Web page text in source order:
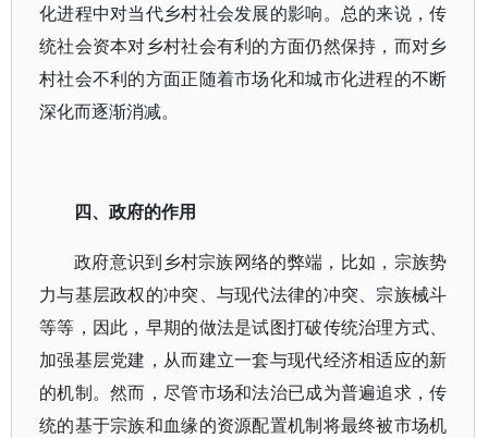
化进程中对当代乡村社会发展的影响。总的来说，传
统社会资本对乡村社会有利的方面仍然保持，而对乡
村社会不利的方面正随着市场化和城市化进程的不断
深化而逐渐消减。
四、政府的作用
政府意识到乡村宗族网络的弊端，比如，宗族势
力与基层政权的冲突、与现代法律的冲突、宗族械斗
等等，因此，早期的做法是试图打破传统治理方式、
加强基层党建，从而建立一套与现代经济相适应的新
的机制。然而，尽管市场和法治已成为普遍追求，传
统的基于宗族和血缘的资源配置机制将最终被市场机